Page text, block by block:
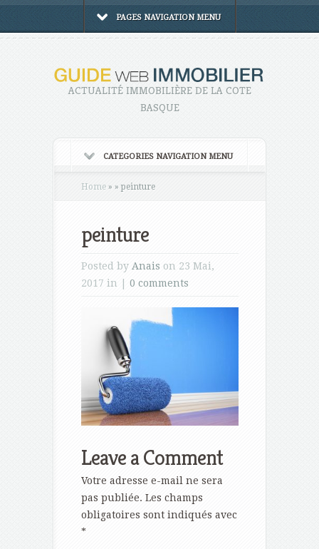
PAGES NAVIGATION MENU
ACTUALITÉ IMMOBILIÈRE DE LA COTE
BASQUE
CATEGORIES NAVIGATION MENU
Home » » peinture
peinture
Posted by Anais on 23 Mai,
2017 in | 0 comments
Leave a Comment
Votre adresse e-mail ne sera
pas publiée. Les champs
obligatoires sont indiqués avec
*